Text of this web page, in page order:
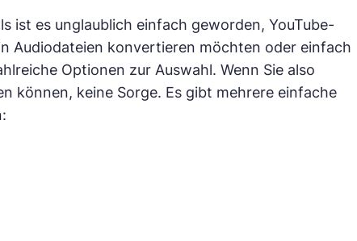
ist es unglaublich einfach geworden, YouTube-
Audiodateien konvertieren möchten oder einfach
Optionen zur Auswahl. Wenn Sie also
können, keine Sorge. Es gibt mehrere einfache